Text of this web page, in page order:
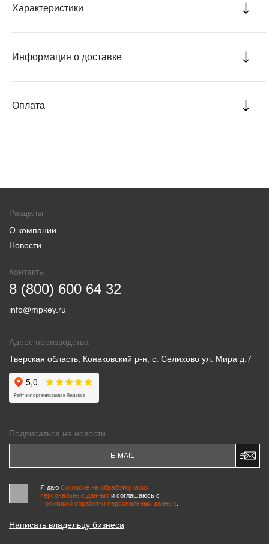
Характеристики
Информация о доставке
Оплата
Разделы
О компании
Новости
Контакты
8 (800) 600 64 32
info@mpkey.ru
Адрес производства
Тверская область, Конаковский р-н, с. Селихово ул. Мира д.7
Подписаться на новости
Я даю Согласие на обработку моих
персональных данных и соглашаюсь c
Политикой обработки персональных данных
Написать владельцу бизнеса